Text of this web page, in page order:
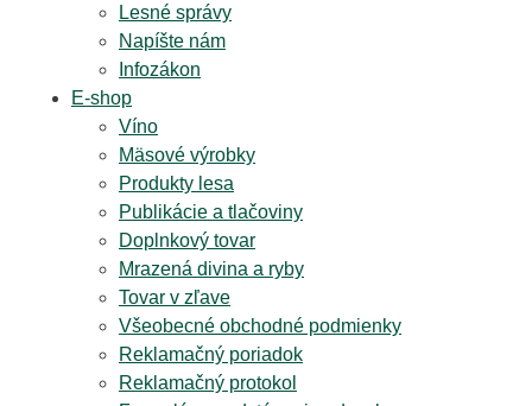
Lesné správy
Napíšte nám
Infozákon
E-shop
Víno
Mäsové výrobky
Produkty lesa
Publikácie a tlačoviny
Doplnkový tovar
Mrazená divina a ryby
Tovar v zľave
Všeobecné obchodné podmienky
Reklamačný poriadok
Reklamačný protokol